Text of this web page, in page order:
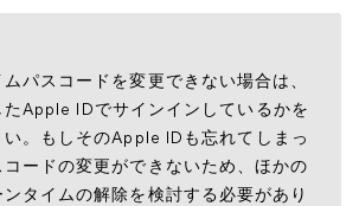
パスコードを変更できない場合は、
Apple IDでサインインしているかを
。もしそのApple IDも忘れてしまっ
ードの変更ができないため、ほかの
タイムの解除を検討する必要があり